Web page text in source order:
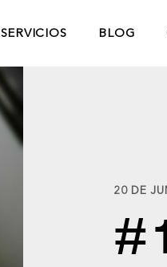
SERVICIOS BLOG
20 DE